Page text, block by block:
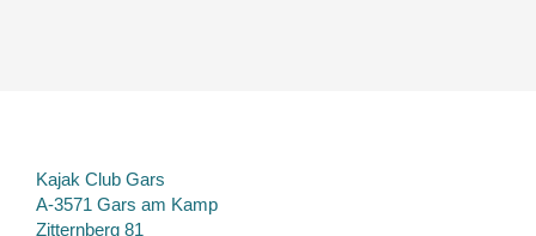
Kajak Club Gars
A-3571 Gars am Kamp
Zitternberg 81